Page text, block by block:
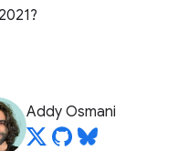
Addy Osmani